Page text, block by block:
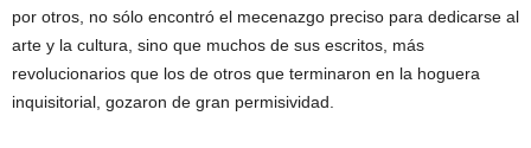
por otros, no sólo encontró el mecenazgo preciso para dedicarse al
arte y la cultura, sino que muchos de sus escritos, más
revolucionarios que los de otros que terminaron en la hoguera
inquisitorial, gozaron de gran permisividad.